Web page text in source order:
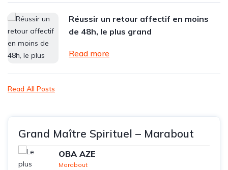
Réussir un retour affectif en moins
de 48h, le plus grand
Read more
Read All Posts
Grand Maître Spirituel – Marabout
OBA AZE
Marabout